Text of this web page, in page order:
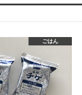
ごはん